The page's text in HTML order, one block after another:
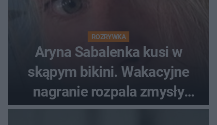
ROZRYWKA
Aryna Sabalenka kusi w
skąpym bikini. Wakacyjne
nagranie rozpala zmysły
fanów